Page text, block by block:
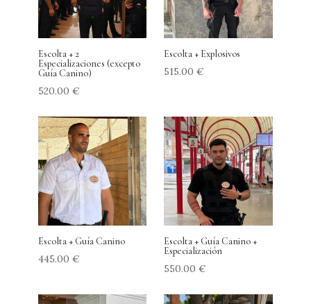
Escolta + 2
Especializaciones (excepto
Guía Canino)
520.00 €
Escolta + Explosivos
515.00€
Escolta + Guía Canino
445.00 €
Escolta + Guía Canino +
Especialización
550.00€